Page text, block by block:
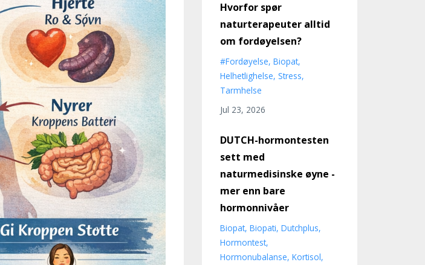
Hvorfor spør
naturterapeuter alltid
om fordøyelsen?
#fordøyelse Biopat
Helhetlighelse Stress
Tarmhelse
Jul 23, 2026
DUTCH-hormontesten
sett med
naturmedisinske øyne -
mer enn bare
hormonnivåer
Biopat Biopati Dutchplus
Hormontest
Hormonubalanse Kortisol